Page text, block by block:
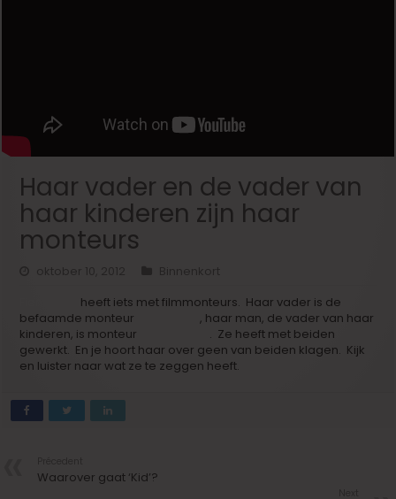
Haar vader en de vader van
haar kinderen zijn haar
monteurs
oktober 10, 2012
Binnenkort
heeft iets met filmmonteurs. Haar vader is de
befaamde monteur
Ludo Troch, haar man, de vader van haar
kinderen, is monteur
. Ze heeft met beiden
gewerkt. En je hoort haar over geen van beiden klagen. Kijk
en luister naar wat ze te zeggen heeft.
Waarover gaat ‘Kid’?